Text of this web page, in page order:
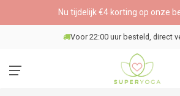
Nu tijdelijk €4 korting op onze
Voor 22:00 uur besteld, direct